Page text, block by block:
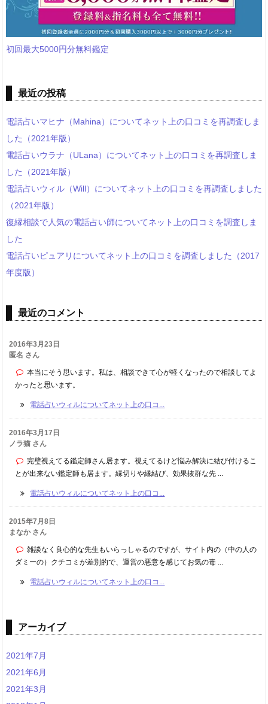
初回最大5000円分無料鑑定
最近の投稿
電話占いマヒナ（Mahina）についてネット上の口コミを再調査しま
した（2021年版）
電話占いウラナ（ULana）についてネット上の口コミを再調査しま
した（2021年版）
電話占いウィル（Will）についてネット上の口コミを再調査しました
（2021年版）
復縁相談で人気の電話占い師についてネット上の口コミを調査しま
した
電話占いピュアリについてネット上の口コミを調査しました（2017
年度版）
最近のコメント
2016年3月23日
匿名 さん
本当にそう思います。私は、相談できて心が軽くなったので相談してよ
かったと思います。
電話占いウィルについてネット上の口コ...
2016年3月17日
ノラ猫 さん
完璧視えてる鑑定師さん居ます。視えてるけど悩み解決に結び付けるこ
とが出来ない鑑定師も居ます。縁切りや縁結び、効果抜群な先 ...
電話占いウィルについてネット上の口コ...
2015年7月8日
まなか さん
雑談なく良心的な先生もいらっしゃるのですが、サイト内の（中の人の
ダミーの）クチコミが差別的で、運営の悪意を感じてお気の毒 ...
電話占いウィルについてネット上の口コ...
アーカイブ
2021年7月
2021年6月
2021年3月